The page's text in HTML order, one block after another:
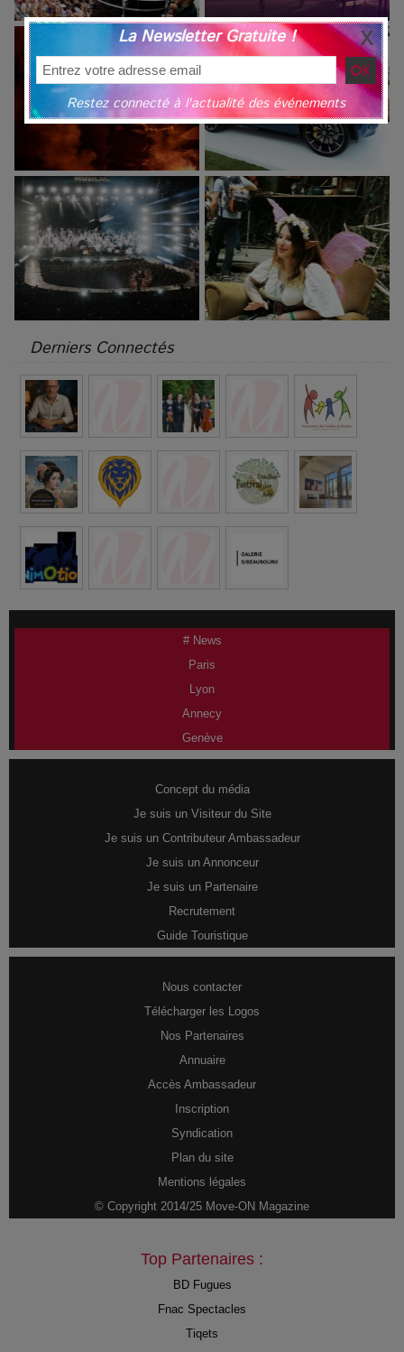
Derniers Connectés
# News
Paris
Lyon
Annecy
Genève
Concept du média
Je suis un Visiteur du Site
Je suis un Contributeur Ambassadeur
Je suis un Annonceur
Je suis un Partenaire
Recrutement
Guide Touristique
Nous contacter
Télécharger les Logos
Nos Partenaires
Annuaire
Accès Ambassadeur
Inscription
Syndication
Plan du site
Mentions légales
© Copyright 2014/25 Move-ON Magazine
Top Partenaires :
BD Fugues
Fnac Spectacles
Tiqets
La Newsletter Gratuite !
Restez connecté à l'actualité des événements